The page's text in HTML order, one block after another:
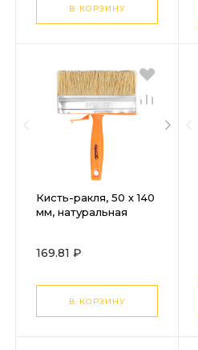
В КОРЗИНУ
Кисть-ракля, 50 х 140
мм, натуральная
корпус,
Sparta
169.81 ₽
В КОРЗИНУ